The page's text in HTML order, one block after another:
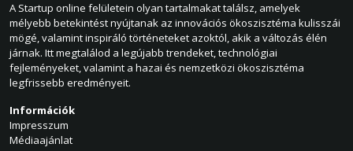
A Startup online felületein olyan tartalmakat találsz, amelyek
mélyebb betekintést nyújtanak az innovációs ökoszisztéma kulisszái
mögé, valamint inspiráló történeteket azoktól, akik a változás élén
járnak. Itt megtalálod a legújabb trendeket, technológiai
fejleményeket, valamint a hazai és nemzetközi ökoszisztéma
legfrissebb eredményeit.
Információk
Impresszum
Médiaajánlat